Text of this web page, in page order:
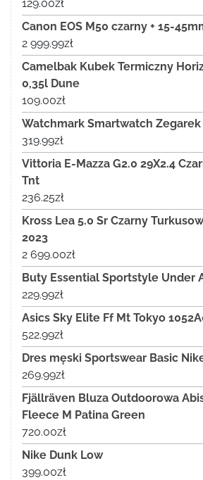
129.00zł
Canon EOS M50 czarny + 15-
2 999.99zł
Camelbak Kubek Termiczny
0,35l Dune
109.00zł
Watchmark Smartwatch Zegarek
319.99zł
Vittoria E-Mazza G2.0 29X2.4
Tnt
236.25zł
Kross Lea 5.0 Sr Czarny
2023
2 699.00zł
Buty Essential Sportstyle Under
229.99zł
Asics Sky Elite Ff Mt Tokyo
522.99zł
Dres męski Sportswear Basic
269.99zł
Fjällräven Bluza Outdoorowa
Fleece M Patina Green
720.00zł
Nike Dunk Low
399.00zł